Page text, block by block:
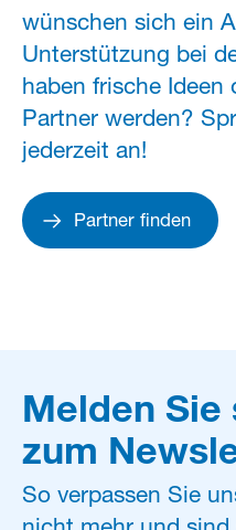
wünschen sich ein
Unterstützung bei
haben frische Ideen
Partner werden?
jederzeit an!
Partner finden
Melden Sie
zum
So verpassen Sie